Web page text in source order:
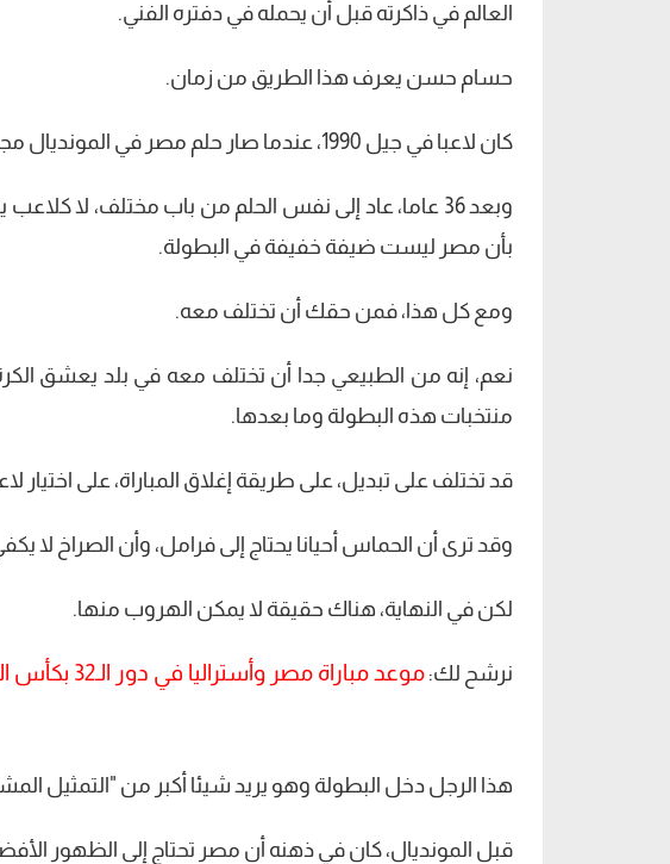
العالم في ذاكرته قبل أن يحمله في دفتره الفني.
حسام حسن يعرف هذا الطريق من زمان.
كان لاعبا في جيل 1990، عندما صار حلم مصر في المونديال مجرد ظهور مشرف بعد غياب طويل.
وبعد 36 عاما، عاد إلى نفس الحلم من باب مختلف، لا
بأن مصر ليست ضيفة خفيفة في البطولة.
ومع كل هذا، فمن حقك أن تختلف معه.
نعم، إنه من الطبيعي جدا أن تختلف معه في بلد يعشق
منتخبات هذه البطولة وما بعدها.
قد تختلف على تبديل، على طريقة إغلاق المباراة، على اختيار
وقد ترى أن الحماس أحيانا يحتاج إلى فرامل، وأن الصراخ لا
لكن في النهاية، هناك حقيقة لا يمكن الهروب منها.
نرشح لك: موعد مباراة مصر وأستراليا في دور الـ32 بكأس العالم 2026
هذا الرجل دخل البطولة وهو يريد شيئا أكبر من "التمثيل
قبل المونديال، كان في ذهنه أن مصر تحتاج إلى الظهور